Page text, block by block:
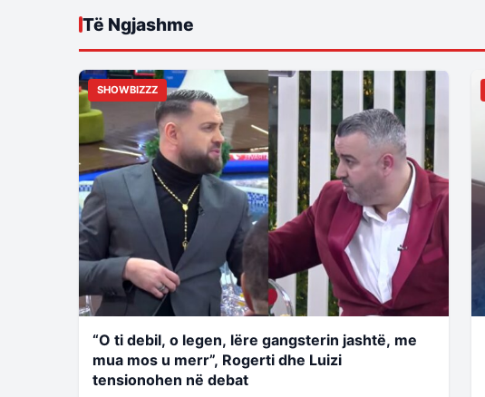
Të Ngjashme
SHOWBIZZZ
“O ti debil, o legen, lëre gangsterin jashtë, me
mua mos u merr”, Rogerti dhe Luizi
tensionohen në debat